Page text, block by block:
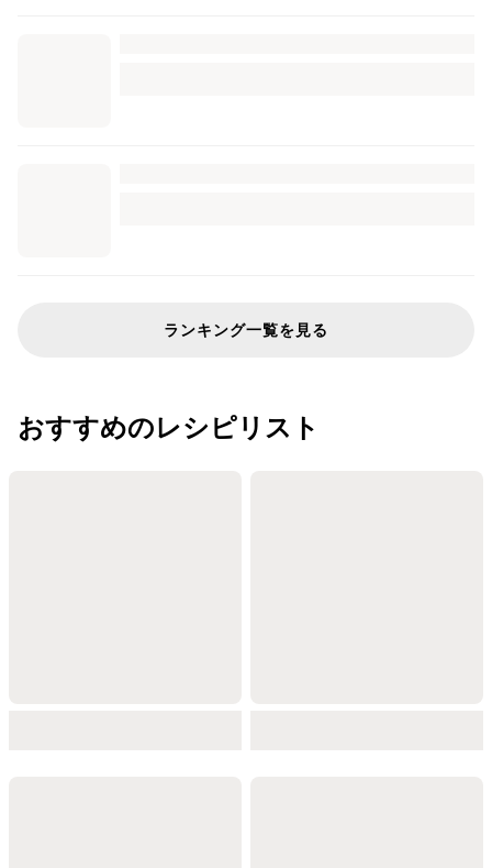
ランキング一覧を見る
おすすめのレシピリスト